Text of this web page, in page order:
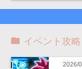
イベント攻略
2026/